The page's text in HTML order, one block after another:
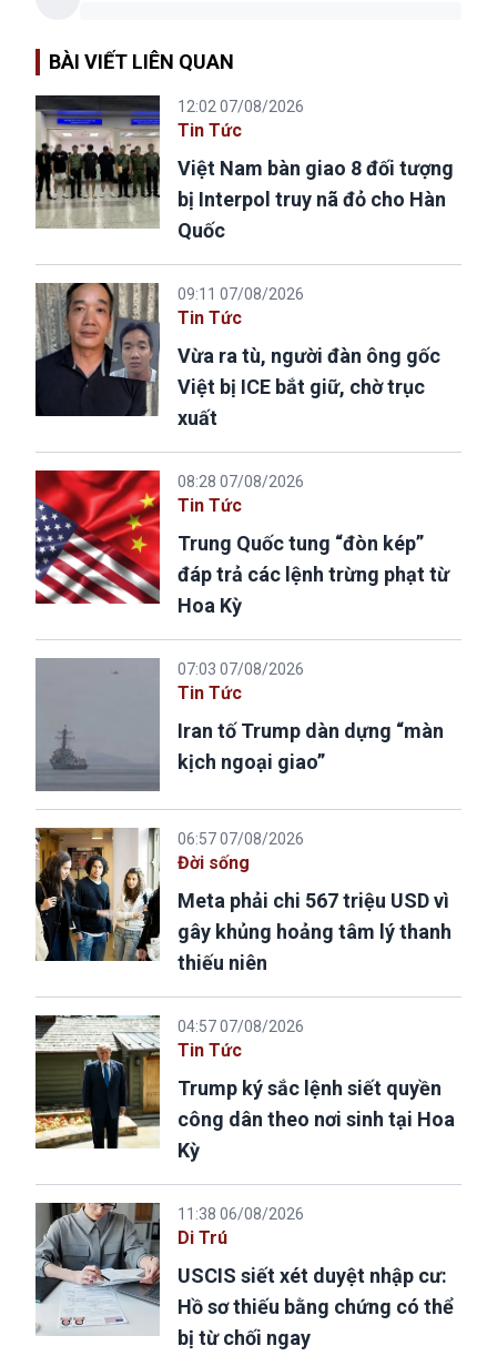
BÀI VIẾT LIÊN QUAN
12:02 07/08/2026
Tin Tức
Việt Nam bàn giao 8 đối tượng
bị Interpol truy nã đỏ cho Hàn
Quốc
09:11 07/08/2026
Tin Tức
Vừa ra tù, người đàn ông gốc
Việt bị ICE bắt giữ, chờ trục
xuất
08:28 07/08/2026
Tin Tức
Trung Quốc tung “đòn kép”
đáp trả các lệnh trừng phạt từ
Hoa Kỳ
07:03 07/08/2026
Tin Tức
Iran tố Trump dàn dựng “màn
kịch ngoại giao”
06:57 07/08/2026
Đời sống
Meta phải chi 567 triệu USD vì
gây khủng hoảng tâm lý thanh
thiếu niên
04:57 07/08/2026
Tin Tức
Trump ký sắc lệnh siết quyền
công dân theo nơi sinh tại Hoa
Kỳ
11:38 06/08/2026
Di Trú
USCIS siết xét duyệt nhập cư:
Hồ sơ thiếu bằng chứng có thể
bị từ chối ngay